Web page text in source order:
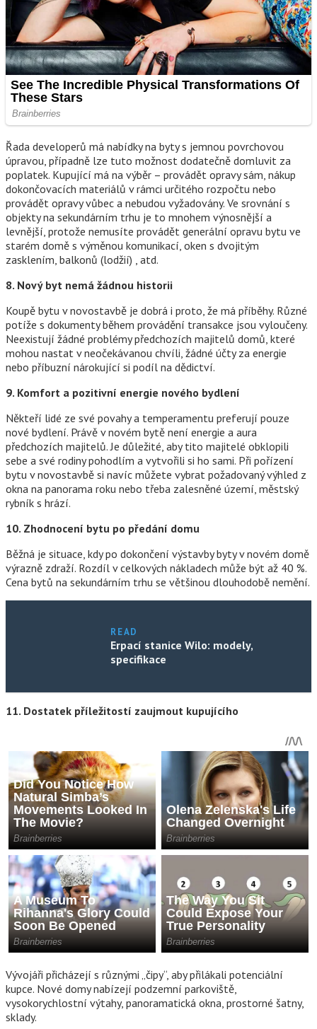
Řada developerů má nabídky na byty s jemnou povrchovou
úpravou, případně lze tuto možnost dodatečně domluvit za
poplatek. Kupující má na výběr – provádět opravy sám, nákup
dokončovacích materiálů v rámci určitého rozpočtu nebo
provádět opravy vůbec a nebudou vyžadovány. Ve srovnání s
objekty na sekundárním trhu je to mnohem výnosnější a
levnější, protože nemusíte provádět generální opravu bytu ve
starém domě s výměnou komunikací, oken s dvojitým
zasklením, balkonů (lodžií) , atd.
8. Nový byt nemá žádnou historii
Koupě bytu v novostavbě je dobrá i proto, že má příběhy. Různé
potíže s dokumenty během provádění transakce jsou vyloučeny.
Neexistují žádné problémy předchozích majitelů domů, které
mohou nastat v neočekávanou chvíli, žádné účty za energie
nebo příbuzní nárokující si podíl na dědictví.
9. Komfort a pozitivní energie nového bydlení
Někteří lidé ze své povahy a temperamentu preferují pouze
nové bydlení. Právě v novém bytě není energie a aura
předchozích majitelů. Je důležité, aby tito majitelé obklopili
sebe a své rodiny pohodlím a vytvořili si ho sami. Při pořízení
bytu v novostavbě si navíc můžete vybrat požadovaný výhled z
okna na panorama roku nebo třeba zalesněné území, městský
rybník s hrází.
10. Zhodnocení bytu po předání domu
Běžná je situace, kdy po dokončení výstavby byty v novém domě
výrazně zdraží. Rozdíl v celkových nákladech může být až 40 %.
Cena bytů na sekundárním trhu se většinou dlouhodobě nemění.
READ
Erpací stanice Wilo: modely,
specifikace
11. Dostatek příležitostí zaujmout kupujícího
Vývojáři přicházejí s různými „čipy“, aby přilákali potenciální
kupce. Nové domy nabízejí podzemní parkoviště,
vysokorychlostní výtahy, panoramatická okna, prostorné šatny,
sklady.